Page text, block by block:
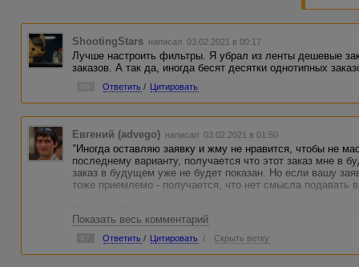
ShootingStars написал 03.02.2021 в 00:17
Лучше настроить фильтры. Я убрал из ленты дешевые
заказов. А так да, иногда бесят десятки однотипных
Ответить / Цитировать
Евгений (advego) написал 03.02.2021 в 01:50
"Иногда оставляю заявку и жму не нравится, чтобы не
последнему варианту, получается что этот заказ мне в
заказ в будущем уже не будет показан. Но если вашу
тоже приемлемо - получается, что нет смысла подавать
посоветовали выше - тогда, возможно, не понадобится
https://advego.com/v2/support/...tor/work-search/1064
Показать весь комментарий
#7 Ответить / Цитировать / Скрыть ветку